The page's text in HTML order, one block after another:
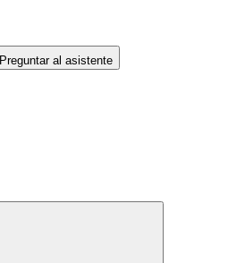
Preguntar al asistente